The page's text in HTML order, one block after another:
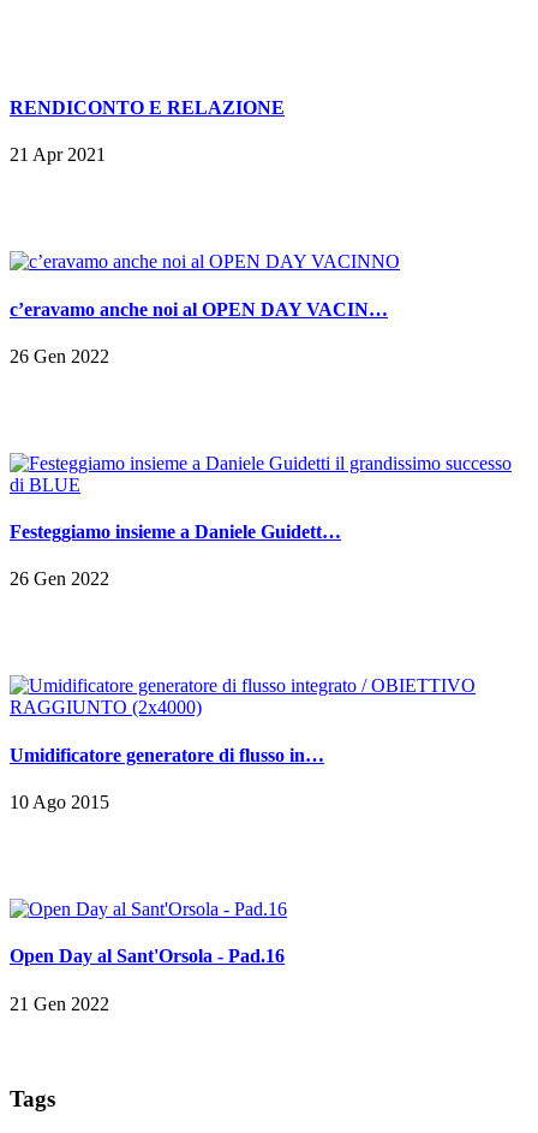
RENDICONTO E RELAZIONE
21 Apr 2021
c’eravamo anche noi al OPEN DAY VACIN…
26 Gen 2022
Festeggiamo insieme a Daniele Guidett…
26 Gen 2022
Umidificatore generatore di flusso in…
10 Ago 2015
Open Day al Sant'Orsola - Pad.16
21 Gen 2022
Tags